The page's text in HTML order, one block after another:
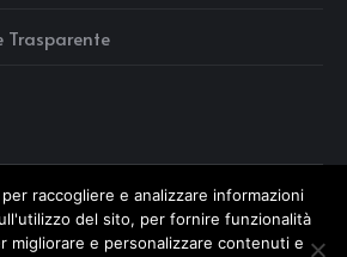
Trasparente
raccogliere e analizzare informazioni
del sito, per fornire funzionalità
migliorare e personalizzare contenuti e